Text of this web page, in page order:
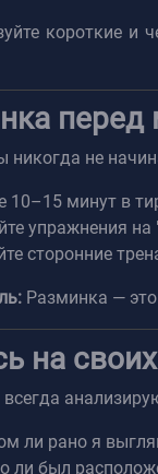
короткие и
перед
никогда не
10–15 минут в
упражнения
сторонние
Разминка —
на
ли рано я
ли был